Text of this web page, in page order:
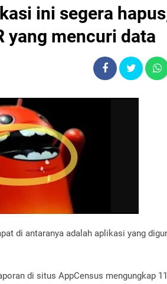
ini segera
yang mencuri data
di antaranya adalah aplikasi yang
di situs AppCensus mengungkap 11